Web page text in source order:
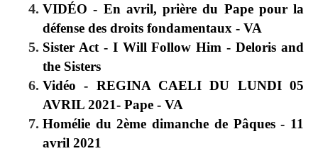
VIDÉO - En avril, prière du Pape pour la
défense des droits fondamentaux - VA
Sister Act - I Will Follow Him - Deloris and
the Sisters
Vidéo - REGINA CAELI DU LUNDI 05
AVRIL 2021- Pape - VA
Homélie du 2ème dimanche de Pâques - 11
avril 2021